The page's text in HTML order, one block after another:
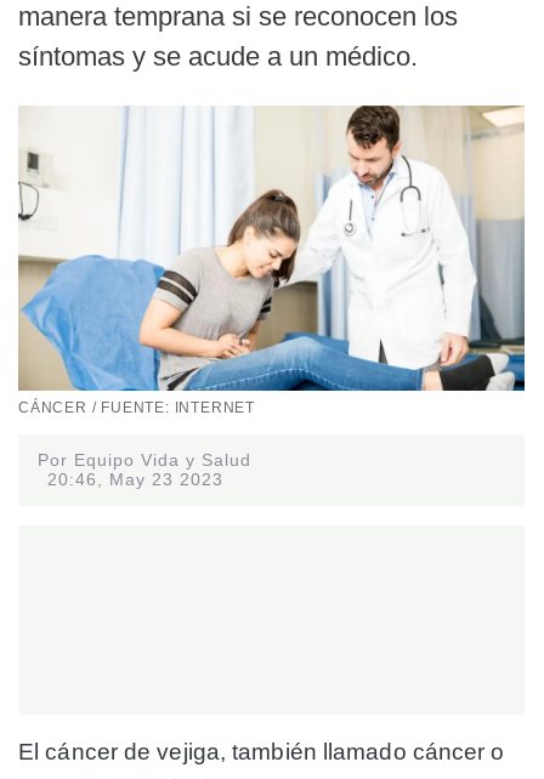
manera temprana si se reconocen los
síntomas y se acude a un médico.
CÁNCER / FUENTE: INTERNET
Por Equipo Vida y Salud
20:46, May 23 2023
Elcáncer de vejiga, también llamado cáncer o